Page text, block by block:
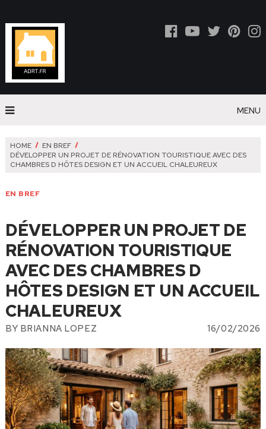
MENU
HOME
EN BREF
DÉVELOPPER UN PROJET DE RÉNOVATION TOURISTIQUE AVEC DES
CHAMBRES D HÔTES DESIGN ET UN ACCUEIL CHALEUREUX
EN BREF
DÉVELOPPER UN PROJET DE
RÉNOVATION TOURISTIQUE
AVEC DES CHAMBRES D
HÔTES DESIGN ET UN ACCUEIL
CHALEUREUX
BY BRIANNA LOPEZ 16/02/2026